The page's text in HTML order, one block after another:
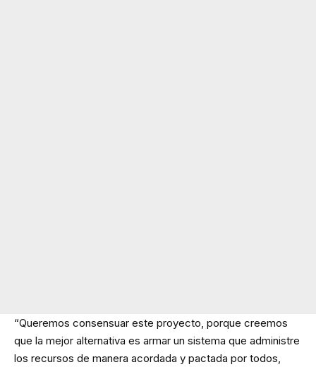
“Queremos consensuar este proyecto, porque creemos
que la mejor alternativa es armar un sistema que administre
los recursos de manera acordada y pactada por todos,